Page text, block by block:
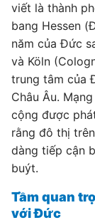
viết là thành
bang Hessen
năm của Đức
và Köln
trung tâm của
Châu Âu.
cộng được
rằng đô thị
dàng tiếp cận
buýt.
Tầm quan
với Đức